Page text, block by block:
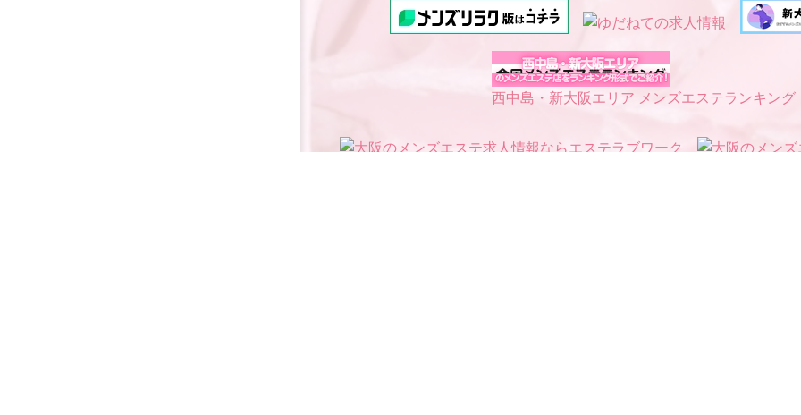
西中島・新大阪エリア メンズエステランキング